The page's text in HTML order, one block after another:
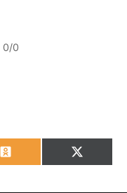
0/0
OdnoklassnikiX